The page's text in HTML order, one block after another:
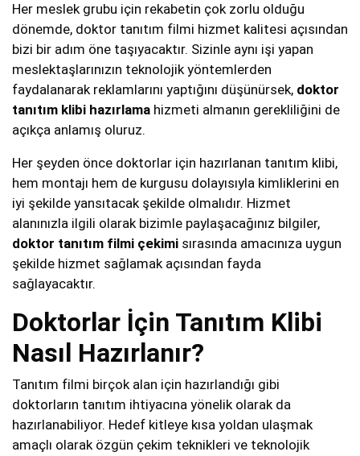
Her meslek grubu için rekabetin çok zorlu olduğu
dönemde, doktor tanıtım filmi hizmet kalitesi açısından
bizi bir adım öne taşıyacaktır. Sizinle aynı işi yapan
meslektaşlarınızın teknolojik yöntemlerden
faydalanarak reklamlarını yaptığını düşünürsek, doktor
tanıtım klibi hazırlama hizmeti almanın gerekliliğini de
açıkça anlamış oluruz.
Her şeyden önce doktorlar için hazırlanan tanıtım klibi,
hem montajı hem de kurgusu dolayısıyla kimliklerini en
iyi şekilde yansıtacak şekilde olmalıdır. Hizmet
alanınızla ilgili olarak bizimle paylaşacağınız bilgiler,
doktor tanıtım filmi çekimi sırasında amacınıza uygun
şekilde hizmet sağlamak açısından fayda
sağlayacaktır.
Doktorlar İçin Tanıtım Klibi
Nasıl Hazırlanır?
Tanıtım filmi birçok alan için hazırlandığı gibi
doktorların tanıtım ihtiyacına yönelik olarak da
hazırlanabiliyor. Hedef kitleye kısa yoldan ulaşmak
amaçlı olarak özgün çekim teknikleri ve teknolojik